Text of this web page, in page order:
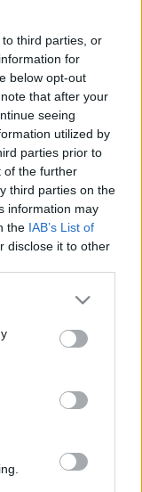
third parties, or
for
below opt-out
that after your
seeing
utilized by
parties prior to
of the further
third parties on the
information may
the IAB’s List of
disclose it to other
or more Google
You may click to
party tags to
in below Google
Bruno, Joaquín
Michel, Orellana
(esguince de
Olivas (lesión
Fede San
(pubalgia),
recupera a
podría ser titular
sábado de la